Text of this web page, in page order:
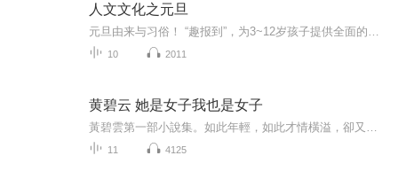
人文文化之元旦
10 2011
黄碧云 她是女子我也是女子
11 4125